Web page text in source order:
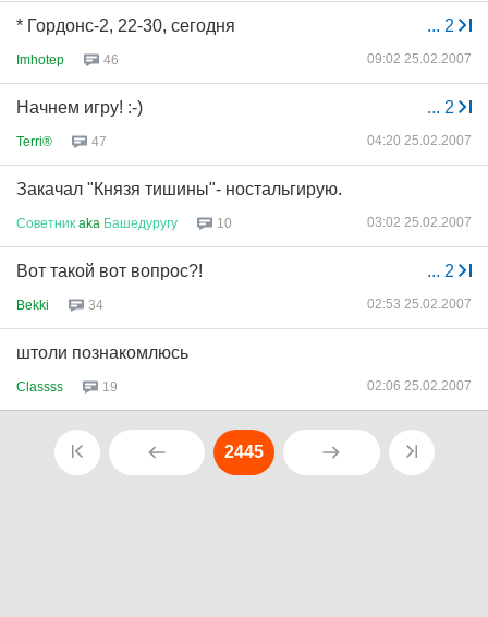
... 2
* Гордонс-2, 22-30, сегодня
Imhotep 46 09:02 25.02.2007
... 2
Начнем игру! :-)
Terri® 47 04:20 25.02.2007
Закачал "Князя тишины"- ностальгирую.
Советник aka Башедуругу 10 03:02 25.02.2007
... 2
Вот такой вот вопрос?!
Bekki 34 02:53 25.02.2007
штоли познакомлюсь
Classss 19 02:06 25.02.2007
2445